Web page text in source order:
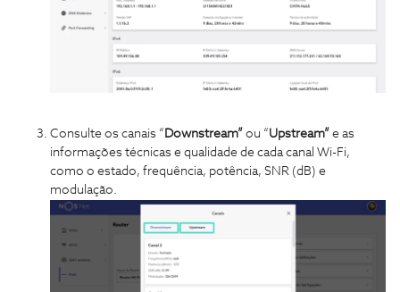
Consulte os canais “ Downstream” ou “Upstream” e as
informações técnicas e qualidade de cada canal Wi-Fi,
como o estado, frequência, potência, SNR (dB) e
modulação.